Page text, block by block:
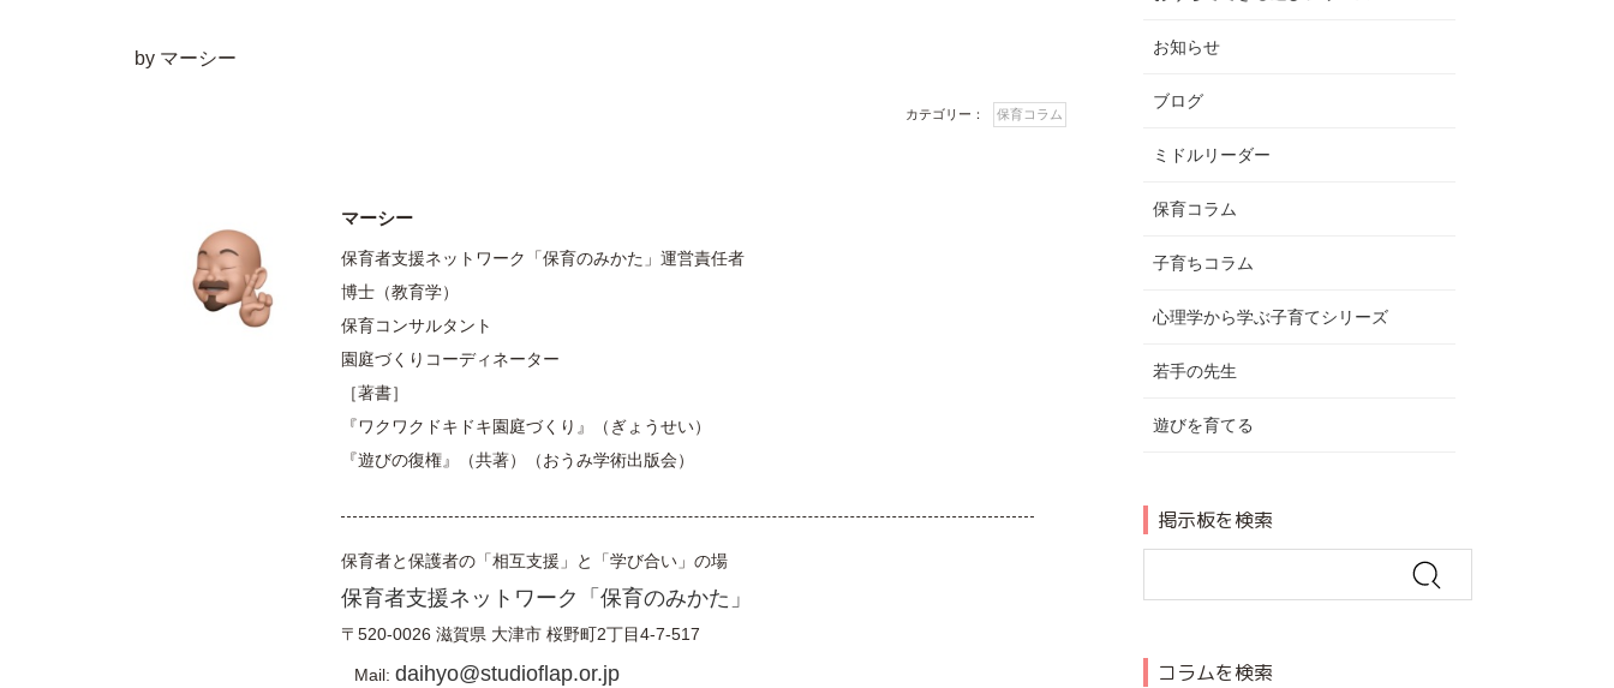
下
by マーシー
カテゴリー： 保育コラム
マーシー
保育者支援ネットワーク「保育のみかた」運営責任者
博士（教育学）
保育コンサルタント
園庭づくりコーディネーター
［著書］
『ワクワクドキドキ園庭づくり』（ぎょうせい）
『遊びの復権』（共著）（おうみ学術出版会）
保育者と保護者の「相互支援」と「学び合い」の場
保育者支援ネットワーク「保育のみかた」
〒520-0026 滋賀県 大津市 桜野町2丁目4-7-517
Mail:daihyo@studioflap.or.jp
お知らせ
ブログ
ミドルリーダー
保育コラム
子育ちコラム
心理学から学ぶ子育てシリーズ
若手の先生
遊びを育てる
掲示板を検索
コラムを検索